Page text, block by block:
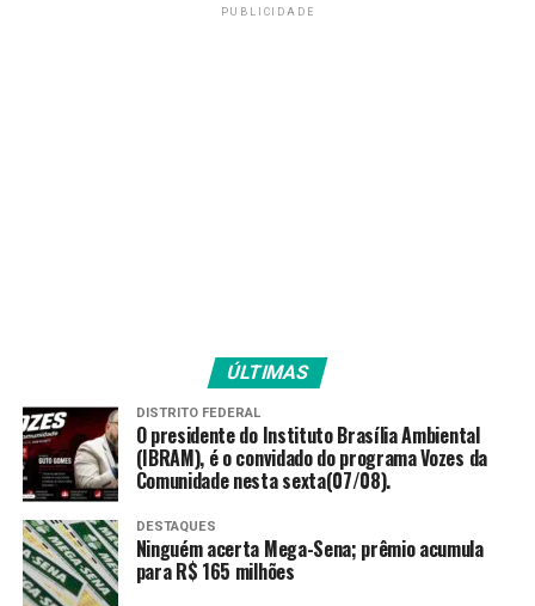
“No mês de fevereiro nós já teremos 100% da
capacidade de utilização de todos os leitos de enfermaria
e até o final deste primeiro semestre, teremos 100% de
todas as salas cirúrgicas. Isso vai aumentar de 7 mil
para mais de 12 mil cirurgias este ano”, ressaltou o
ministro.
PUBLICIDADE
ÚLTIMAS
DISTRITO FEDERAL
O presidente do Instituto Brasília Ambiental
(IBRAM), é o convidado do programa Vozes da
Comunidade nesta sexta(07/08).
DESTAQUES
Ninguém acerta Mega-Sena; prêmio acumula
para R$ 165 milhões